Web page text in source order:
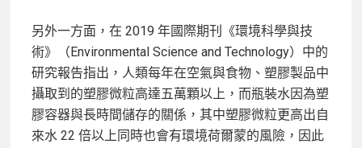
另外一方面，在 2019 年國際期刊《環境科學與技
術》（Environmental Science and Technology）中的
研究報告指出，人類每年在空氣與食物、塑膠製品中
攝取到的塑膠微粒高達五萬顆以上，而瓶裝水因為塑
膠容器與長時間儲存的關係，其中塑膠微粒更高出自
來水 22 倍以上同時也會有環境荷爾蒙的風險，因此